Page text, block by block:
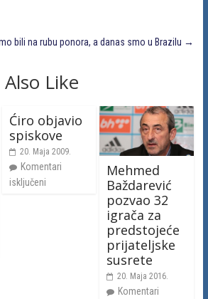
bili na rubu ponora, a danas smo u Brazilu →
Like
Ćiro objavio
spiskove
20. Maja 2009.
Komentari
isključeni
Mehmed
Baždarević
pozvao 32
igrača za
predstojeće
prijateljske
susrete
20. Maja 2016.
Komentari